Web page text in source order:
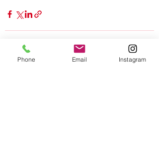
Phone Email Instagram